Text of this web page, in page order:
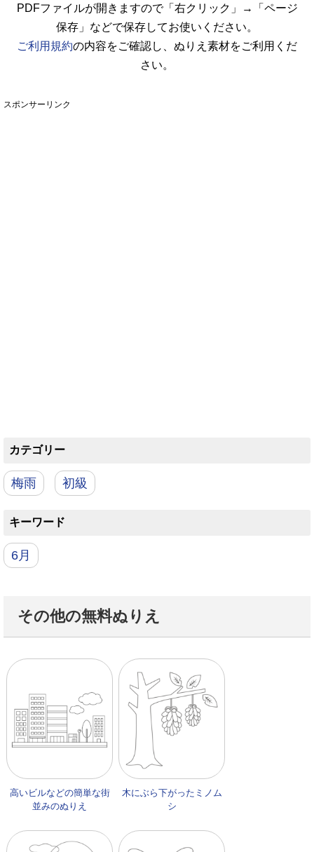
PDFファイルが開きますので「右クリック」→「ページ
保存」などで保存してお使いください。
ご利用規約の内容をご確認し、ぬりえ素材をご利用くだ
さい。
スポンサーリンク
カテゴリー
梅雨 初級
キーワード
6月
その他の無料ぬりえ
高いビルなどの簡単な街
並みのぬりえ
木にぶら下がったミノム
シ